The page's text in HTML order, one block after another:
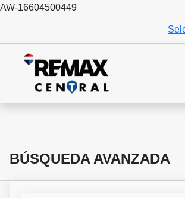
AW-16604500449
BÚSQUEDA AVANZADA